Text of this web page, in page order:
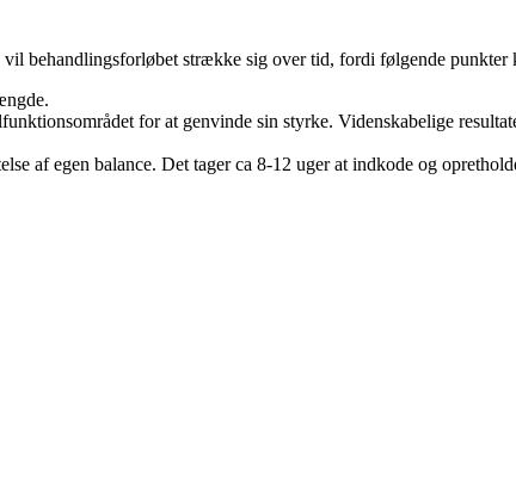
vil behandlingsforløbet strække sig over tid, fordi følgende
for at genvinde sin styrke. Videnskabelige
af egen balance. Det tager ca 8-12 uger at indkode og